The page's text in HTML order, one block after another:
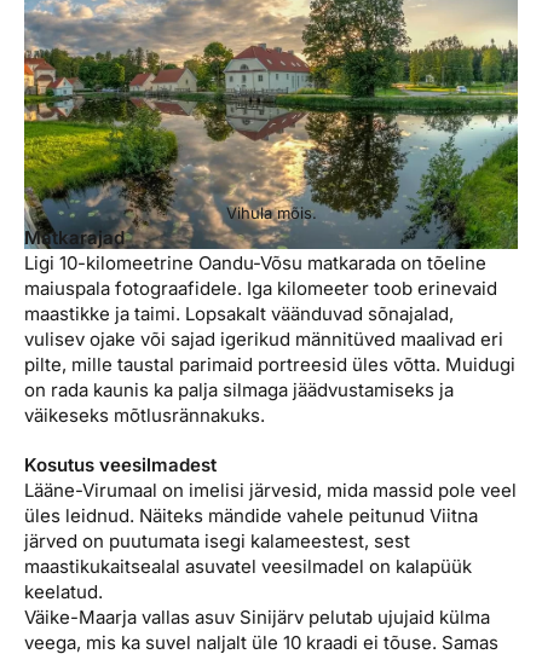
Vihula mõis.
Matkarajad
Ligi 10-kilomeetrine Oandu-Võsu matkarada on tõeline
maiuspala fotograafidele. Iga kilomeeter toob erinevaid
maastikke ja taimi. Lopsakalt väänduvad sõnajalad,
vulisev ojake või sajad igerikud männitüved maalivad eri
pilte, mille taustal parimaid portreesid üles võtta. Muidugi
on rada kaunis ka palja silmaga jäädvustamiseks ja
väikeseks mõtlusrännakuks.
Kosutus veesilmadest
Lääne-Virumaal on imelisi järvesid, mida massid pole veel
üles leidnud. Näiteks mändide vahele peitunud Viitna
järved on puutumata isegi kalameestest, sest
maastikukaitsealal asuvatel veesilmadel on kalapüük
keelatud.
Väike-Maarja vallas asuv Sinijärv pelutab ujujaid külma
veega, mis ka suvel naljalt üle 10 kraadi ei tõuse. Samas